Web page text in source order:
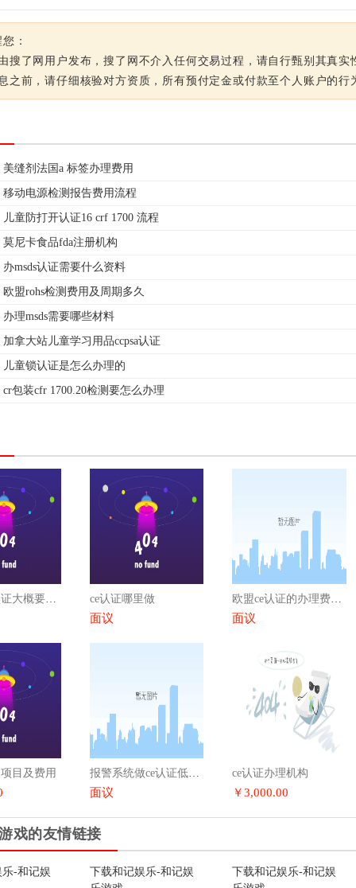
：
搜了网用户发布，搜了网不介入任何交易过程，请自行甄别其真实
之前，请仔细核验对方资质，所有预付定金或付款至个人账户的
美缝剂法国a 标签办理费用
移动电源检测报告费用流程
儿童防打开认证16 crf 1700 流程
莫尼卡食品fda注册机构
办msds认证需要什么资料
欧盟rohs检测费用及周期多久
办理msds需要哪些材料
加拿大站儿童学习用品ccpsa认证
儿童锁认证是怎么办理的
cr包装cfr 1700.20检测要怎么办理
手机做ce认证大概要多少钱 ce认证哪里做
面议
欧盟ce认证的办理费用是多少
面议
目及费用 报警系统做ce认证低费用是多少钱
面议
ce认证办理机构
￥3,000.00
戏的友情链接
-和记娱
下载和记娱乐-和记娱
下载和记娱乐-和记娱